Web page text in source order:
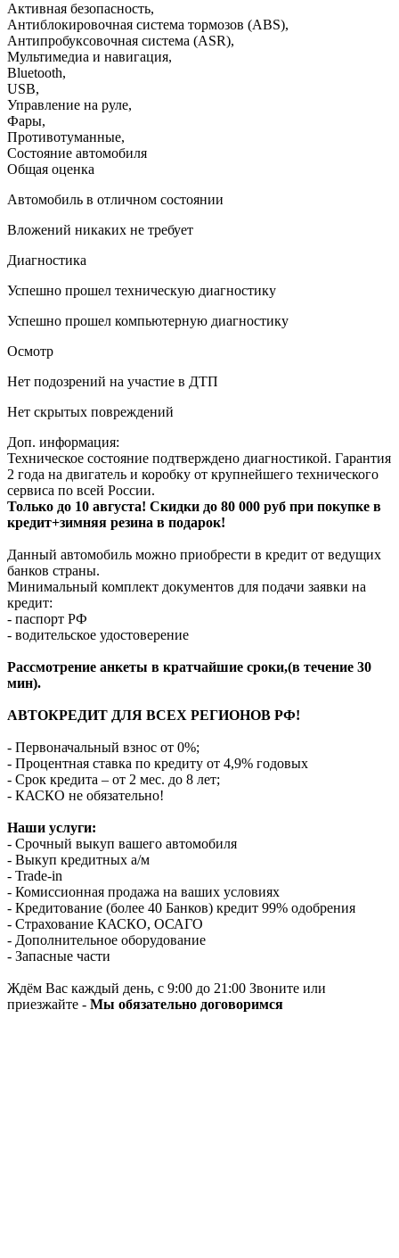
Активная безопасность,
Антиблокировочная система тормозов (ABS),
Антипробуксовочная система (ASR),
Мультимедиа и навигация,
Bluetooth,
USB,
Управление на руле,
Фары,
Противотуманные,
Состояние автомобиля
Общая оценка
Автомобиль в отличном состоянии
Вложений никаких не требует
Диагностика
Успешно прошел техническую диагностику
Успешно прошел компьютерную диагностику
Осмотр
Нет подозрений на участие в ДТП
Нет скрытых повреждений
Доп. информация:
Техническое состояние подтверждено диагностикой. Гарантия
2 года на двигатель и коробку от крупнейшего технического
сервиса по всей России.
Только до 10 августа! Скидки до 80 000 руб при покупке в
кредит+зимняя резина в подарок!
Данный автомобиль можно приобрести в кредит от ведущих
банков страны.
Минимальный комплект документов для подачи заявки на
кредит:
- паспорт РФ
- водительское удостоверение
Рассмотрение анкеты в кратчайшие сроки,(в течение 30
мин).
АВТОКРЕДИТ ДЛЯ ВСЕХ РЕГИОНОВ РФ!
- Первоначальный взнос от 0%;
- Процентная ставка по кредиту от 4,9% годовых
- Срок кредита – от 2 мес. до 8 лет;
- КАСКО не обязательно!
Наши услуги:
- Срочный выкуп вашего автомобиля
- Выкуп кредитных а/м
- Trade-in
- Комиссионная продажа на ваших условиях
- Кредитование (более 40 Банков) кредит 99% одобрения
- Страхование КАСКО, ОСАГО
- Дополнительное оборудование
- Запасные части
Ждём Вас каждый день, с 9:00 до 21:00 Звоните или
приезжайте - Мы обязательно договоримся